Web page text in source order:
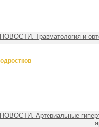
НОВОСТИ. Травматология и
НОВОСТИ. Артериальные